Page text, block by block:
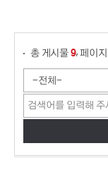
총 게시물 9, 페이지